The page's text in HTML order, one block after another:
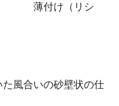
（リシ
風合いの砂壁状の仕